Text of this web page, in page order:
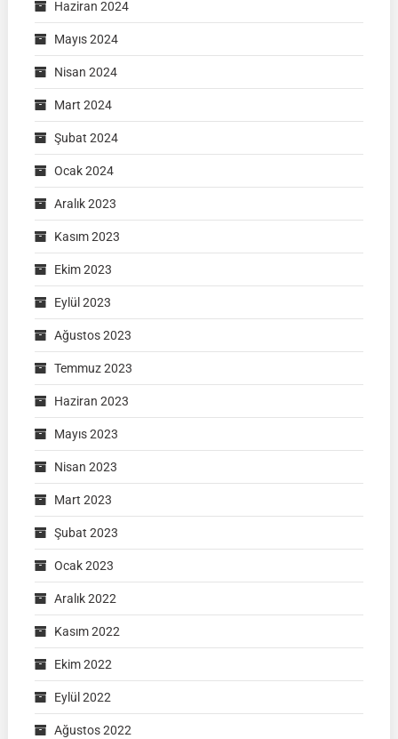
Haziran 2024
Mayıs 2024
Nisan 2024
Mart 2024
Şubat 2024
Ocak 2024
Aralık 2023
Kasım 2023
Ekim 2023
Eylül 2023
Ağustos 2023
Temmuz 2023
Haziran 2023
Mayıs 2023
Nisan 2023
Mart 2023
Şubat 2023
Ocak 2023
Aralık 2022
Kasım 2022
Ekim 2022
Eylül 2022
Ağustos 2022